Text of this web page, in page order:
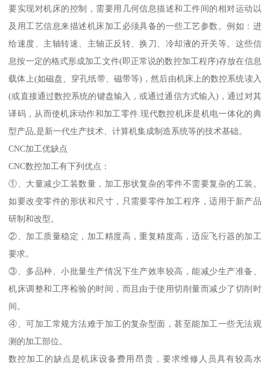
要实现对机床的控制，需要用几何信息描述和工件间的相对运动以
及用工艺信息来描述机床加工必须具备的一些工艺参数。例如：进
给速度、主轴转速、主轴正反转、换刀、冷却液的开关等。这些信
息按一定的格式形成加工文件(即正常说的数控加工程序)存放在信息
载体上(如磁盘、穿孔纸带、磁带等)，然后由机床上的数控系统读入
(或直接通过数控系统的键盘输入，或通过通信方式输入)，通过对其
译码，从而使机床动作和加工零件.现代数控机床是机电一体化的典
型产品,是新一代生产技术、计算机集成制造系统等的技术基础。
CNC加工优缺点
CNC数控加工有下列优点：
①、大量减少工装数量，加工形状复杂的零件不需要复杂的工装。
如要改变零件的形状和尺寸，只需要零件加工程序，适用于新产品
研制和改型。
②、加工质量稳定，加工精度高，重复精度高，适应飞行器的加工
要求。
③、多品种、小批量生产情况下生产效率较高，能减少生产准备、
机床调整和工序检验的时间，而且由于使用切削量而减少了切削时
间。
④、可加工常规方法难于加工的复杂型面，甚至能加工一些无法观
测的加工部位。
数控加工的缺点是机床设备费用昂贵，要求维修人员具有较高水